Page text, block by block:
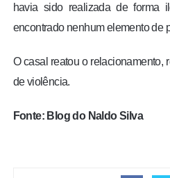
havia sido realizada de forma
encontrado nenhum elemento de
O casal reatou o relacionamento,
de violência.
Fonte: Blog do Naldo Silva